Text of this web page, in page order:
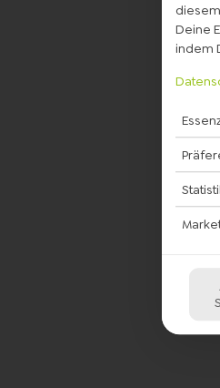
Deine
indem